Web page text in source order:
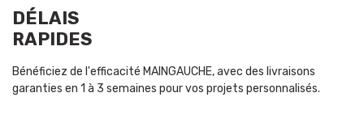
DÉLAIS
RAPIDES
Bénéficiez de l'efficacité MAINGAUCHE, avec des livraisons
garanties en 1 à 3 semaines pour vos projets personnalisés.